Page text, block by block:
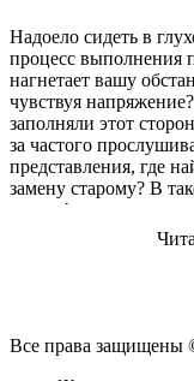
Надоело сидеть в
процесс
нагнетает вашу
чувствуя
заполняли этот
за частого
представления, где
замену старому? В
адресу!
Музыкальный
приветствует своих
для вас мы
песен всех времён
количество старых и
популярные
Все права защищены